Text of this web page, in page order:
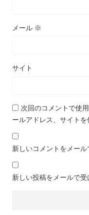
メール ※
サイト
次回のコメントで使
ールアドレス、サイトを
新しいコメントをメール
新しい投稿をメールで受